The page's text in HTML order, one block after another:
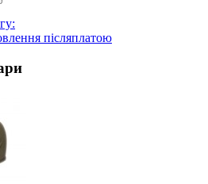
післяплатою